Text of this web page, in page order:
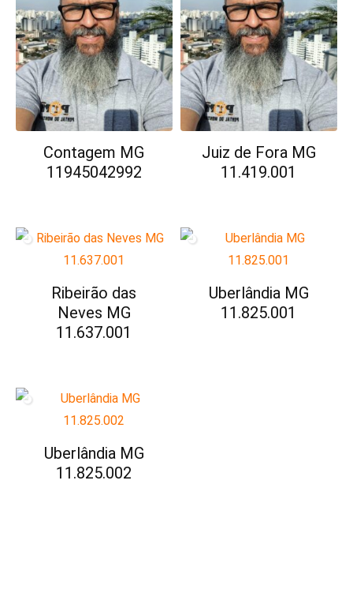
Contagem MG
11945042992
Juiz de Fora MG
11.419.001
Ribeirão das
Neves MG
11.637.001
Uberlândia MG
11.825.001
Uberlândia MG
11.825.002